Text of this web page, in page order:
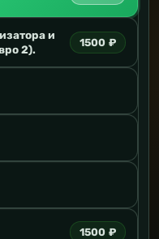
и
2).
1500 ₽
1500 ₽